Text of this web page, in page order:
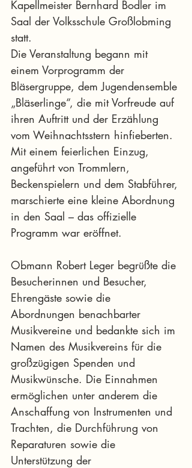
Kapellmeister Bernhard Bodler im
Saal der Volksschule Großlobming
statt.
Die Veranstaltung begann mit
einem Vorprogramm der
Bläsergruppe, dem Jugendensemble
„Bläserlinge“, die mit Vorfreude auf
ihren Auftritt und der Erzählung
vom Weihnachtsstern hinfieberten.
Mit einem feierlichen Einzug,
angeführt von Trommlern,
Beckenspielern und dem Stabführer,
marschierte eine kleine Abordnung
in den Saal – das offizielle
Programm war eröffnet.
Obmann Robert Leger begrüßte die
Besucherinnen und Besucher,
Ehrengäste sowie die
Abordnungen benachbarter
Musikvereine und bedankte sich im
Namen des Musikvereins für die
großzügigen Spenden und
Musikwünsche. Die Einnahmen
ermöglichen unter anderem die
Anschaffung von Instrumenten und
Trachten, die Durchführung von
Reparaturen sowie die
Unterstützung der